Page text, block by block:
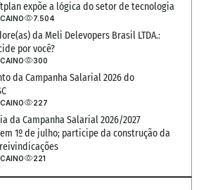
expõe a lógica do setor de tecnologia
7.504
da Meli Delevopers Brasil LTDA.:
por você?
300
da Campanha Salarial 2026 do
227
da Campanha Salarial 2026/2027
1º de julho; participe da construção da
221